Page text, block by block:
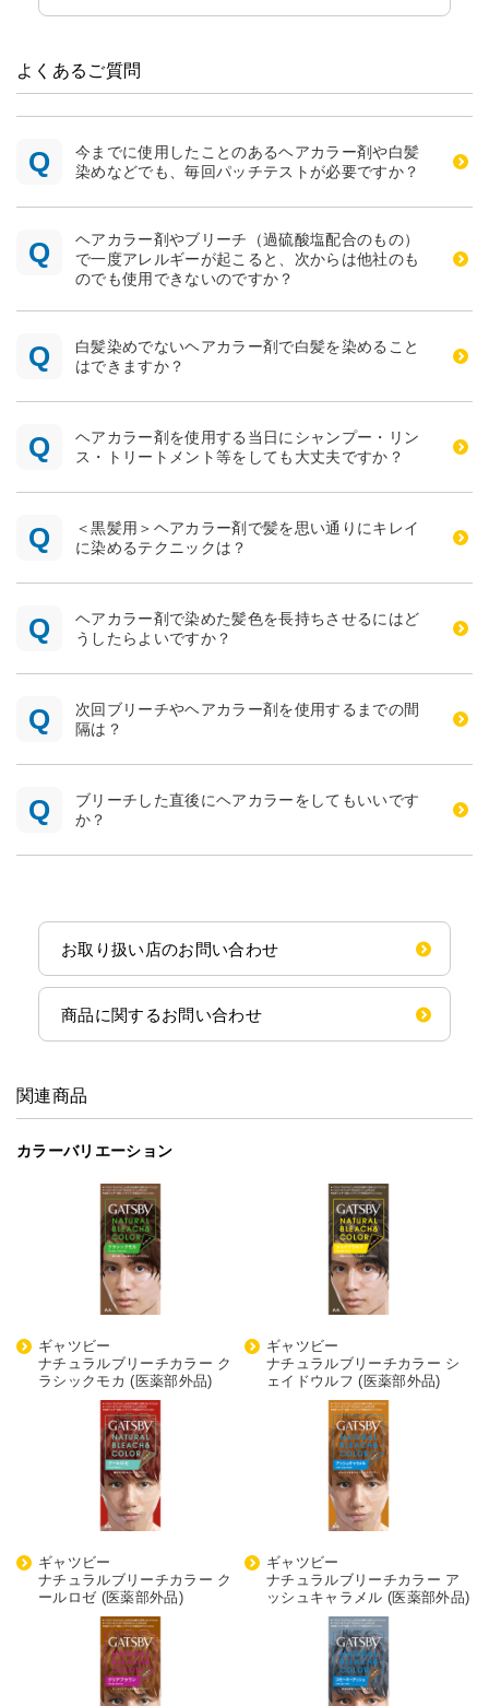
よくあるご質問
今までに使用したことのあるヘアカラー剤や白髪
染めなどでも、毎回パッチテストが必要ですか？
ヘアカラー剤やブリーチ（過硫酸塩配合のもの）
で一度アレルギーが起こると、次からは他社のも
のでも使用できないのですか？
白髪染めでないヘアカラー剤で白髪を染めること
はできますか？
ヘアカラー剤を使用する当日にシャンプー・リン
ス・トリートメント等をしても大丈夫ですか？
＜黒髪用＞ヘアカラー剤で髪を思い通りにキレイ
に染めるテクニックは？
ヘアカラー剤で染めた髪色を長持ちさせるにはど
うしたらよいですか？
次回ブリーチやヘアカラー剤を使用するまでの間
隔は？
ブリーチした直後にヘアカラーをしてもいいです
か？
お取り扱い店のお問い合わせ
商品に関するお問い合わせ
関連商品
カラーバリエーション
ギャツビー
ナチュラルブリーチカラー ク
ラシックモカ (医薬部外品)
ギャツビー
ナチュラルブリーチカラー シ
ェイドウルフ (医薬部外品)
ギャツビー
ナチュラルブリーチカラー ク
ールロゼ (医薬部外品)
ギャツビー
ナチュラルブリーチカラー ア
ッシュキャラメル (医薬部外品)